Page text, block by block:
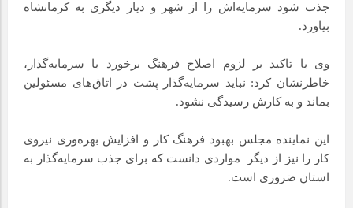
جذب شود سرمایه‌اش را از شهر و دیار دیگری به کرمانشاه
بیاورد.
وی با تاکید بر لزوم اصلاح فرهنگ برخورد با سرمایه‌گذار،
خاطرنشان کرد: نباید سرمایه‌گذار پشت در اتاق‌های مسئولین
بماند و به کارش رسیدگی نشود.
این نماینده مجلس بهبود فرهنگ کار و افزایش بهره‌وری نیروی
کار را نیز از دیگر مواردی دانست که برای جذب سرمایه‌گذار به
استان ضروری است.